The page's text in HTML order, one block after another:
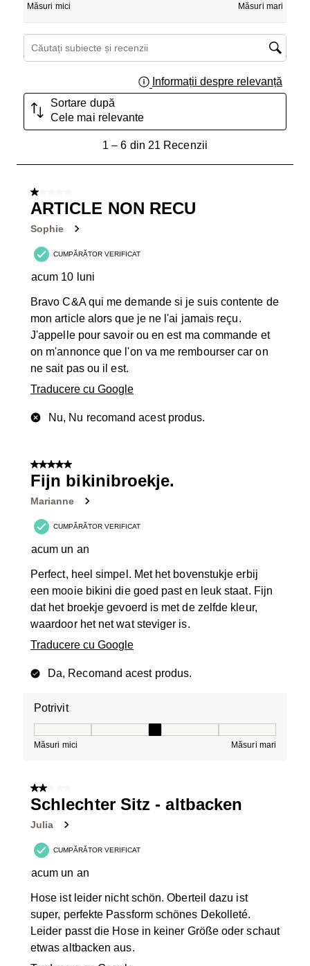
Măsuri mici Măsuri mari
Căutați subiecte și recenzii căutați regiunea
Informații despre relevanță
Sortare după
Cele mai relevante
Recenzii.
1 – 6 din 21 Recenzii
1 din 5 stele.
ARTICLE NON RECU
Sophie
CUMPĂRĂTOR VERIFICAT
acum 10 luni
Bravo C&A qui me demande si je suis contente de
mon article alors que je ne l'ai jamais reçu.
J'appelle pour savoir ou en est ma commande et
on m'annonce que l'on va me rembourser car on
ne sait pas ou il est.
Traducere cu Google
Nu, Nu recomand acest produs.
5 din 5 stele.
Fijn bikinibroekje.
Marianne
CUMPĂRĂTOR VERIFICAT
acum un an
Perfect, heel simpel. Met het bovenstukje erbij
een mooie bikini die goed past en leuk staat. Fijn
dat het broekje gevoerd is met de zelfde kleur,
waardoor het net wat steviger is.
Traducere cu Google
Da, Recomand acest produs.
Potrivit
Măsuri mici Măsuri mari
2 din 5 stele.
Schlechter Sitz - altbacken
Julia
CUMPĂRĂTOR VERIFICAT
acum un an
Hose ist leider nicht schön. Oberteil dazu ist
super, perfekte Passform schönes Dekolleté.
Leider passt die Hose in keiner Größe oder schaut
etwas altbacken aus.